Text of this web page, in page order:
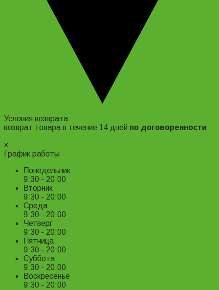
Условия возврата:
возврат товара в течение 14 дней по договоренности
×
График работы
Понедельник
9:30 - 20:00
Вторник
9:30 - 20:00
Среда
9:30 - 20:00
Четверг
9:30 - 20:00
Пятница
9:30 - 20:00
Суббота
9:30 - 20:00
Воскресенье
9:30 - 20:00